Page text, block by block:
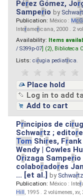
Pérez Gómez, Jor
Samperio by Schwar
Publication: México : McG
Interamericana, 2000 . 2
Availability: Items
/ S399p-07 ] (2), Biblioteca
Lists: cirugia pediatrica
Place hold
Log in to add
Add to cart
Principios de cir
Schwartz ; editor
Tom Shires, Frank
Wendy | Cowles
Orizaga Samperio
colaboradores
... [et al.]by Schwar
Publication: México : Inter
Hill, 1995 . 2 volúmenes,